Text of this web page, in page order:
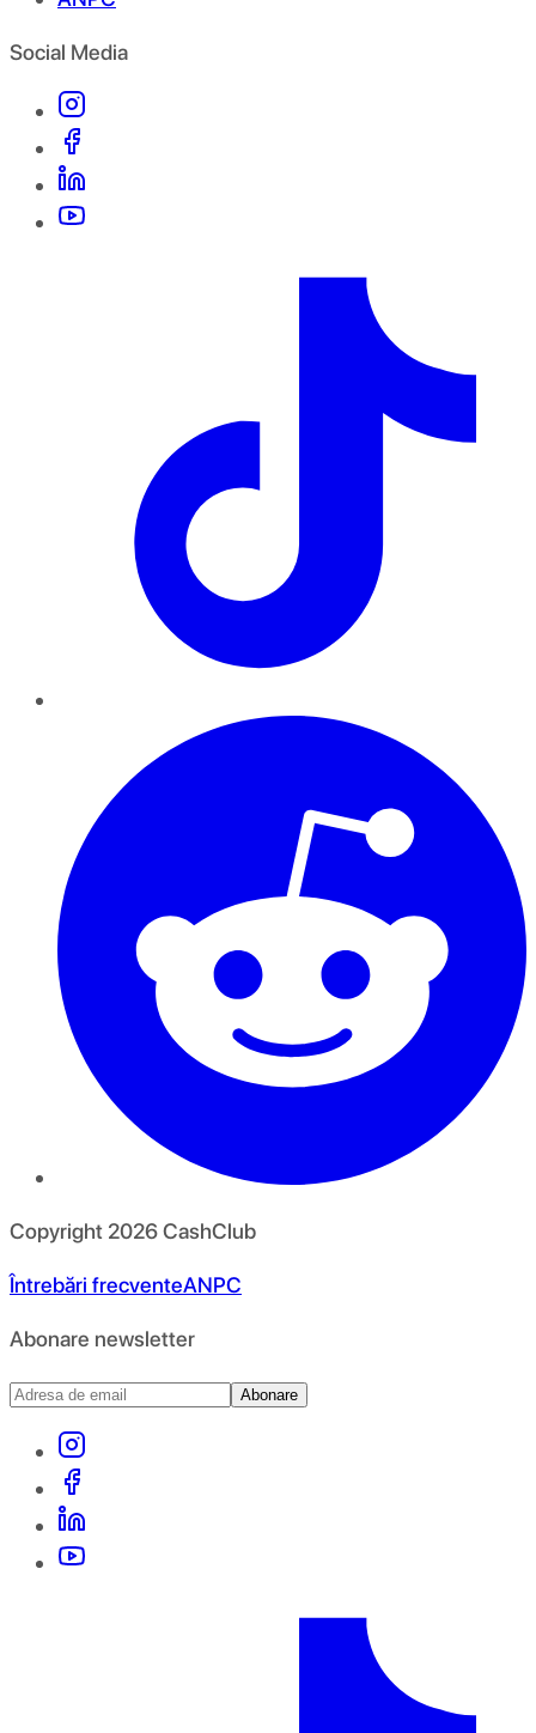
Social Media
Copyright 2026CashClub
Întrebări frecventeANPC
Abonare newsletter
Abonare